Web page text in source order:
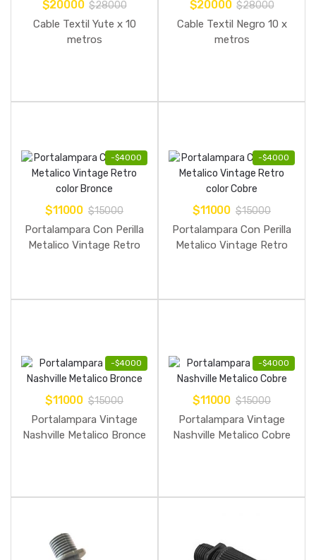
$20000 $28000
Cable Textil Yute x 10
metros
$20000 $28000
Cable Textil Negro 10 x
metros
-$4000
$11000 $15000
Portalampara Con Perilla
Metalico Vintage Retro
-$4000
$11000 $15000
Portalampara Con Perilla
Metalico Vintage Retro
-$4000
$11000 $15000
Portalampara Vintage
Nashville Metalico Bronce
-$4000
$11000 $15000
Portalampara Vintage
Nashville Metalico Cobre